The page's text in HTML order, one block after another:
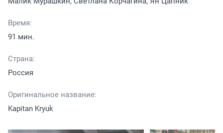
Время:
91 мин.
Страна:
Россия
Оригинальное название:
Kapitan Kryuk